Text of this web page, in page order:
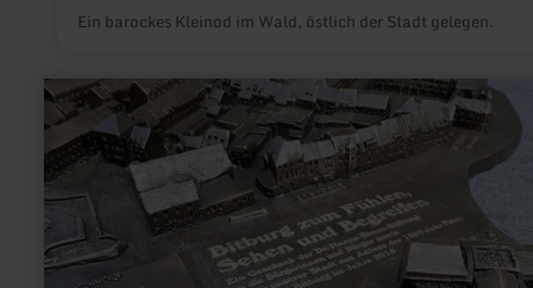
Ein barockes Kleinod im Wald, östlich der Stadt gelegen.
mehr
erfahren
zu:
Stadtmodell
von
Bitburg